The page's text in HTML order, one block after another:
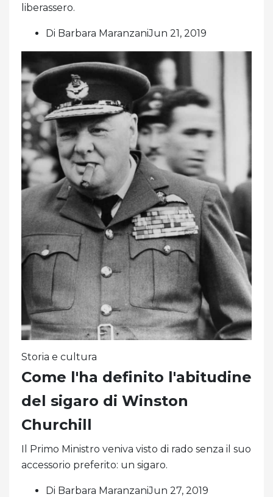
liberassero.
Di Barbara MaranzaniJun 21, 2019
Storia e cultura
Come l'ha definito l'abitudine
del sigaro di Winston
Churchill
Il Primo Ministro veniva visto di rado senza il suo
accessorio preferito: un sigaro.
Di Barbara MaranzaniJun 27, 2019